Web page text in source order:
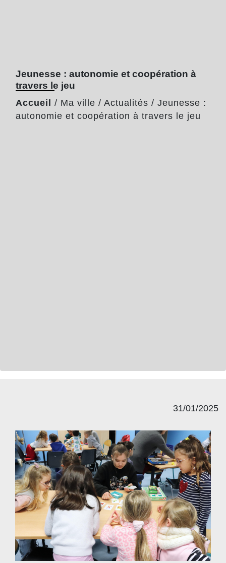
Jeunesse : autonomie et coopération à
travers le jeu
Accueil / Ma ville / Actualités / Jeunesse :
autonomie et coopération à travers le jeu
31/01/2025